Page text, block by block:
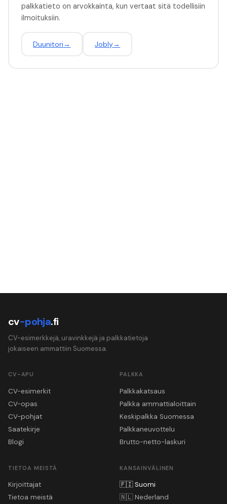
palkkatieto on arvokkainta, kun vertaat sitä todellisiin
ilmoituksiin.
Duunitori→ Jobly→
cv-pohja.fi
CV-esimerkkejä, uravinkkejä ja palkkatietoja
jokaiseen ammattiin Suomessa.
CV-APU
CV-esimerkit
CV-opas
CV-pohjat
Saatekirje
Blogi
PALKKA
Palkkakatsaus
Palkka ammattialoittain
Keskipalkka Suomessa
Palkkaneuvottelu
Brutto-netto-laskuri
TIETOA MEISTÄ
Kirjoittajat
Tietoa meistä
KANSAINVÄLINEN
🇫🇮 Suomi
🇳🇱 Nederland